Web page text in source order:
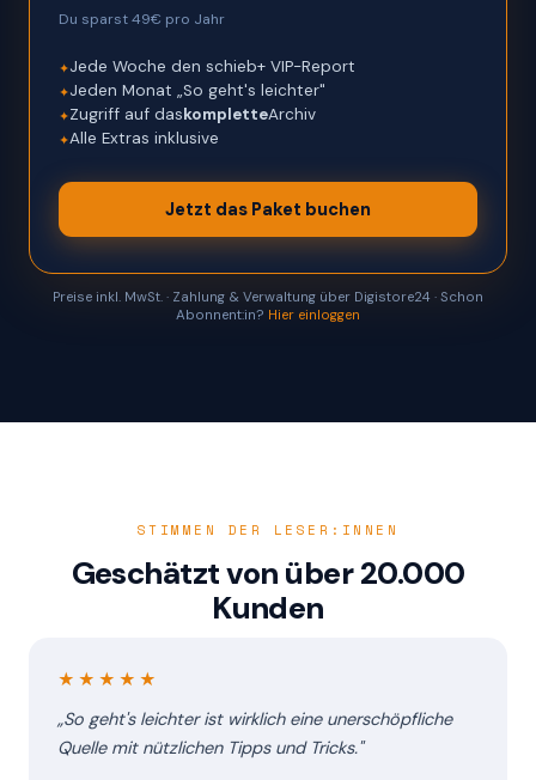
Du sparst 49€ pro Jahr
Jede Woche den schieb+ VIP-Report
Jeden Monat „So geht's leichter"
Zugriff auf daskompletteArchiv
Alle Extras inklusive
Jetzt das Paket buchen
Preise inkl. MwSt. · Zahlung & Verwaltung über Digistore24 · Schon
Abonnent:in? Hier einloggen
STIMMEN DER LESER:INNEN
Geschätzt von über 20.000
Kunden
★★★★★
„So geht's leichter ist wirklich eine unerschöpfliche
Quelle mit nützlichen Tipps und Tricks."